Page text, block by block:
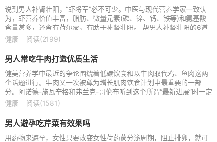
说到男人补肾壮阳，“虾将军”必不可少。中医与现代营养学家一致认
为，虾营养价值丰富，脂肪、微量元素(磷、锌、钙、铁等)和氨基酸
含量甚多，还含有荷尔蒙，有助于补肾壮阳。 帮男人补肾壮阳的6道
虾菜 1、蒸虾仁 原料
健康 阅读(2199)
男人常吃牛肉打造优质生活
健美营养学中最近的争论围绕着低碳饮食和以牛肉取代鸡、鱼肉这两
个话题进行。牛肉又一次被尊为增长肌肉饮食计划中最重要的一部
分。阿诺德-施瓦辛格和弗兰克-哥伦布听到这个所谓“最新进展”时一定
会感到忍俊不禁，因
健康 阅读(1581)
男人避孕吃芹菜有效果吗
用药物来避孕，女性只要改变女性荷药蒙分泌周期，阻止排卵，就可